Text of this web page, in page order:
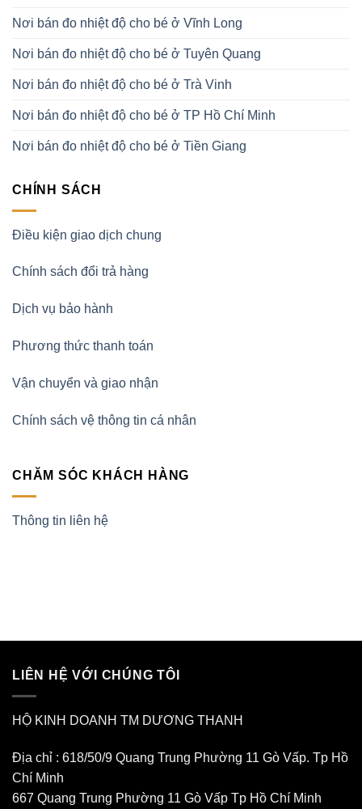
Nơi bán đo nhiệt độ cho bé ở Vĩnh Long
Nơi bán đo nhiệt độ cho bé ở Tuyên Quang
Nơi bán đo nhiệt độ cho bé ở Trà Vinh
Nơi bán đo nhiệt độ cho bé ở TP Hồ Chí Minh
Nơi bán đo nhiệt độ cho bé ở Tiền Giang
CHÍNH SÁCH
Điều kiện giao dịch chung
Chính sách đổi trả hàng
Dịch vụ bảo hành
Phương thức thanh toán
Vận chuyển và giao nhận
Chính sách vệ thông tin cá nhân
CHĂM SÓC KHÁCH HÀNG
Thông tin liên hệ
LIÊN HỆ VỚI CHÚNG TÔI
HỘ KINH DOANH TM DƯƠNG THANH
Địa chỉ : 618/50/9 Quang Trung Phường 11 Gò Vấp. Tp Hồ
Chí Minh
667 Quang Trung Phường 11 Gò Vấp Tp Hồ Chí Minh